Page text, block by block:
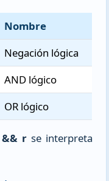
Nombre
Negación lógica
AND lógico
OR lógico
rse interpreta